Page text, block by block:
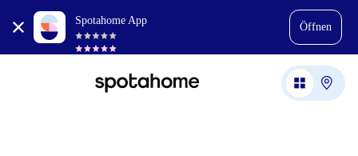
Spotahome App
Öffnen